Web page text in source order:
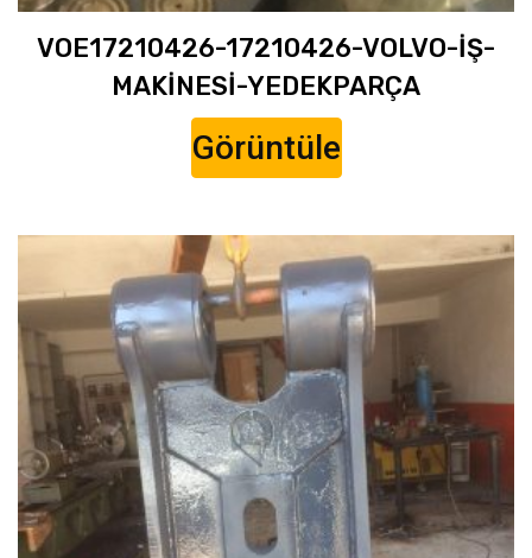
VOE17210426-17210426-VOLVO-İŞ-
MAKİNESİ-YEDEKPARÇA
Görüntüle